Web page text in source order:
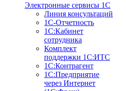
Электронные сервисы 1С
Линия консультаций
1С-Отчетность
1С:Кабинет
сотрудника
Комплект
поддержки 1С:ИТС
1С:Контрагент
1С:Предприятие
через Интернет